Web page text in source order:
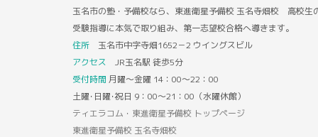
玉名市の塾・予備校なら、東進衛星予備校 玉名寺畑校 高校生
受験指導に本気で取り組み、第一志望校合格へ導きます。
住所 玉名市中字寺畑1652－2 ウイングスビル
アクセス JR玉名駅 徒歩5分
受付時間 月曜～金曜 14：00～22：00
土曜･日曜･祝日 9：00～21：00（水曜休館）
ティエラコム・東進衛星予備校 トップページ
東進衛星予備校 玉名寺畑校